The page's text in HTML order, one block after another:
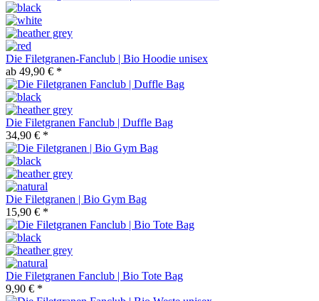
Die Filetgranen-Fanclub | Bio Hoodie unisex
ab 49,90 € *
Die Filetgranen Fanclub | Duffle Bag
34,90 € *
Die Filetgranen | Bio Gym Bag
15,90 € *
Die Filetgranen Fanclub | Bio Tote Bag
9,90 € *